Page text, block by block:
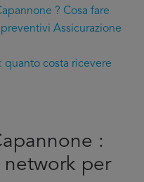
? Cosa fare
Assicurazione
quanto costa ricevere
:
network per